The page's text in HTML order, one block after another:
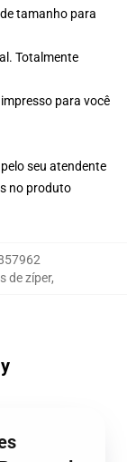
tamanho para
Totalmente
para você
seu atendente
no produto
de zíper,